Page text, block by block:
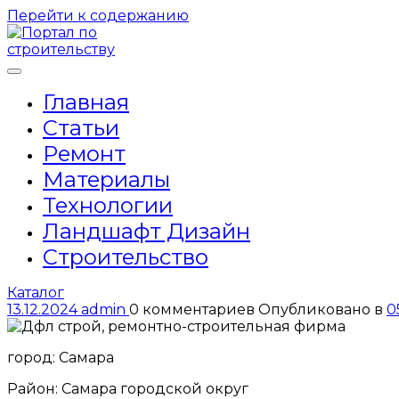
Перейти к содержанию
Главная
Статьи
Ремонт
Материалы
Технологии
Ландшафт Дизайн
Строительство
Каталог
13.12.2024 admin 0 комментариев Опубликовано в
город: Самара
Район: Самара городской округ